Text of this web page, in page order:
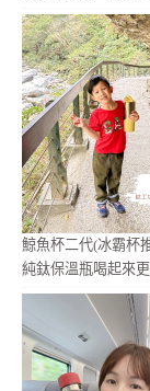
鯨魚杯二代(冰霸杯
純鈦保溫瓶喝起來